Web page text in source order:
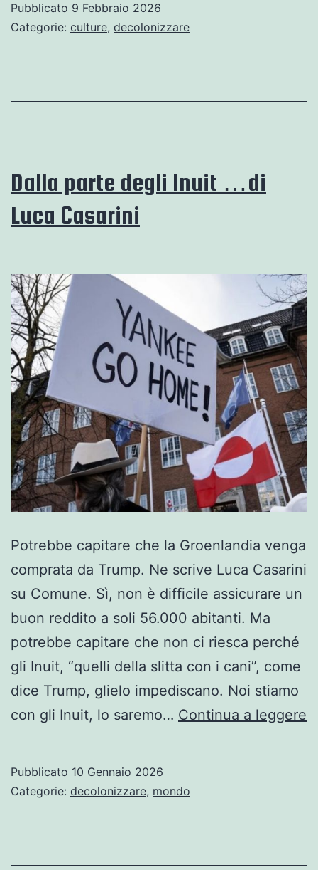
cento
Pubblicato 9 Febbraio 2026
Categorie: culture, decolonizzare
Dalla parte degli Inuit …di
Luca Casarini
Potrebbe capitare che la Groenlandia venga
comprata da Trump. Ne scrive Luca Casarini
su Comune. Sì, non è difficile assicurare un
buon reddito a soli 56.000 abitanti. Ma
potrebbe capitare che non ci riesca perché
gli Inuit, “quelli della slitta con i cani”, come
dice Trump, glielo impediscano. Noi stiamo
con gli Inuit, lo saremo… Continua a leggere
Pubblicato 10 Gennaio 2026
Categorie: decolonizzare, mondo